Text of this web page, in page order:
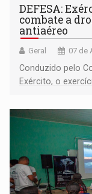
DEFESA:
combate a
antiaéreo
Geral 07 de
Conduzido pelo
Exército, o